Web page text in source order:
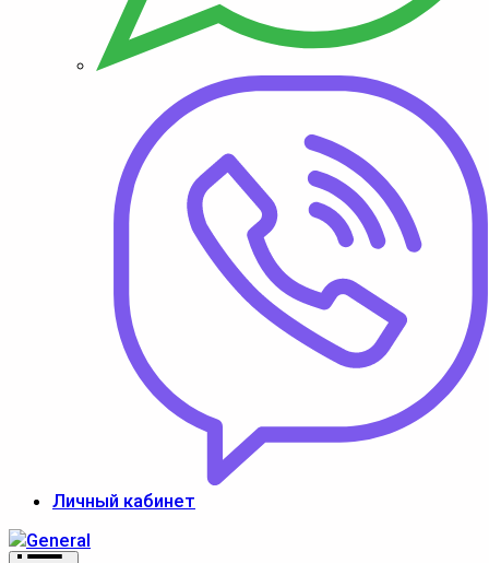
Личный кабинет